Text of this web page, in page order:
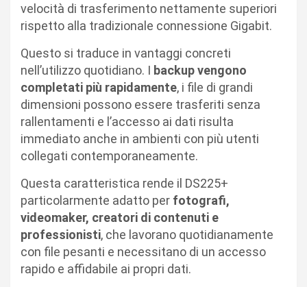
velocità di trasferimento nettamente superiori
rispetto alla tradizionale connessione Gigabit.
Questo si traduce in vantaggi concreti
nell’utilizzo quotidiano. I backup vengono
completati più rapidamente, i file di grandi
dimensioni possono essere trasferiti senza
rallentamenti e l’accesso ai dati risulta
immediato anche in ambienti con più utenti
collegati contemporaneamente.
Questa caratteristica rende il DS225+
particolarmente adatto per fotografi,
videomaker, creatori di contenuti e
professionisti, che lavorano quotidianamente
con file pesanti e necessitano di un accesso
rapido e affidabile ai propri dati.